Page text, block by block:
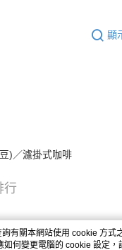
有限公司提供之「AFTEE先享
」時，將依據個別帳號之用戶
；若仍有額度不足之情形，本
權停止該用戶之使用額度並採
含以上)免運費
顯
)／濾掛式咖啡
行
有關本網站使用 cookie 方式
何變更電腦的 cookie 設定，